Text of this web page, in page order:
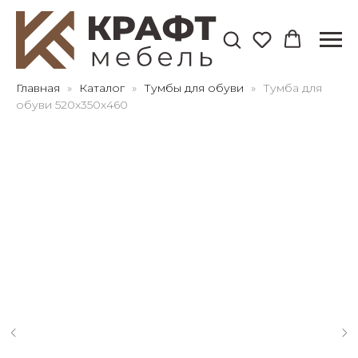
Главная Каталог Тумбы для обуви
Тумба для
обуви 520х350х460